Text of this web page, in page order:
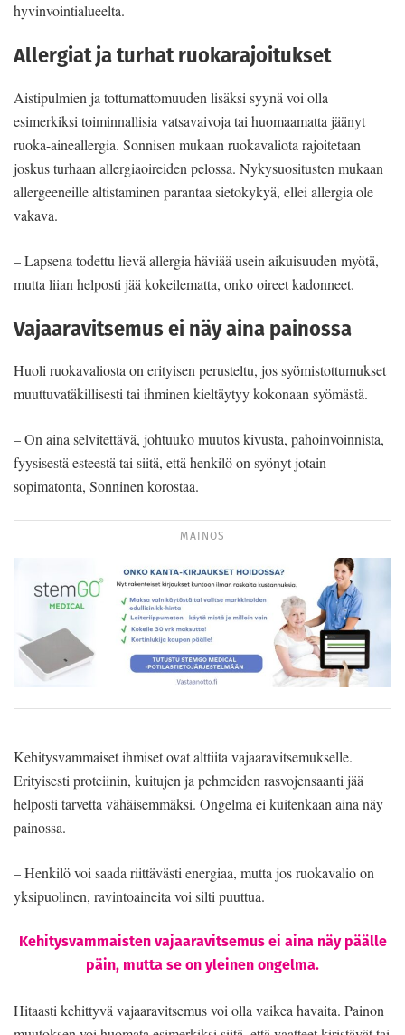
hyvinvointialueelta.
Allergiat ja turhat ruokarajoitukset
Aistipulmien ja tottumattomuuden lisäksi syynä voi olla
esimerkiksi toiminnallisia vatsavaivoja tai huomaamatta jäänyt
ruoka-aineallergia. Sonnisen mukaan ruokavaliota rajoitetaan
joskus turhaan allergiaoireiden pelossa. Nykysuositusten mukaan
allergeeneille altistaminen parantaa sietokykyä, ellei allergia ole
vakava.
– Lapsena todettu lievä allergia häviää usein aikuisuuden myötä,
mutta liian helposti jää kokeilematta, onko oireet kadonneet.
Vajaaravitsemus ei näy aina painossa
Huoli ruokavaliosta on erityisen perusteltu, jos syömistottumukset
muuttuvatäkillisesti tai ihminen kieltäytyy kokonaan syömästä.
– On aina selvitettävä, johtuuko muutos kivusta, pahoinvoinnista,
fyysisestä esteestä tai siitä, että henkilö on syönyt jotain
sopimatonta, Sonninen korostaa.
MAINOS
Kehitysvammaiset ihmiset ovat alttiita vajaaravitsemukselle.
Erityisesti proteiinin, kuitujen ja pehmeiden rasvojensaanti jää
helposti tarvetta vähäisemmäksi. Ongelma ei kuitenkaan aina näy
painossa.
– Henkilö voi saada riittävästi energiaa, mutta jos ruokavalio on
yksipuolinen, ravintoaineita voi silti puuttua.
Kehitysvammaisten vajaaravitsemus ei aina näy päälle
päin, mutta se on yleinen ongelma.
Hitaasti kehittyvä vajaaravitsemus voi olla vaikea havaita. Painon